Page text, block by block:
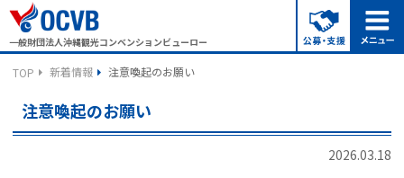
一般財団法人沖縄観光コンベンションビューロー
TOP 新着情報 注意喚起のお願い
注意喚起のお願い
2026.03.18